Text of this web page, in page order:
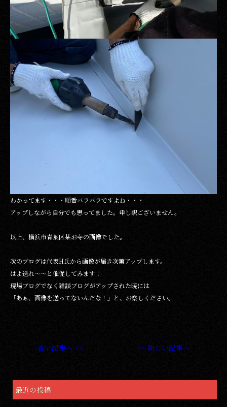
わかってます・・・順番バラバラですよね・・・
アップしながら自分でも思ってました。申し訳ございません。
以上、横浜市青葉区某お寺の画像でした。
次のブログは代表H氏から画像が届き次第アップします。
はよ送れ～～と催促してみます！
現場ブログでなく雑談ブログがアップされた暁には
「あぁ、画像を送ってないんだな！」と、お察しください。
古い記事へ << >> 新しい記事へ
最近の投稿